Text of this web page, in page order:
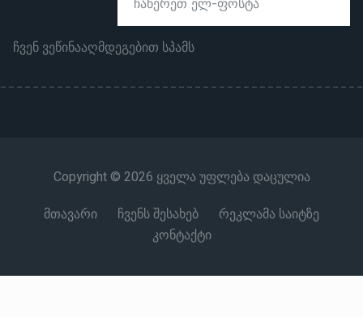
ჩვენ ვეწინააღმდეგებით სპამს
Copyright © 2026 ყველა უფლება დაცულია
მთავარი
ჩვენს შესახებ
რეკლამა საიტზე
კონტაქტი